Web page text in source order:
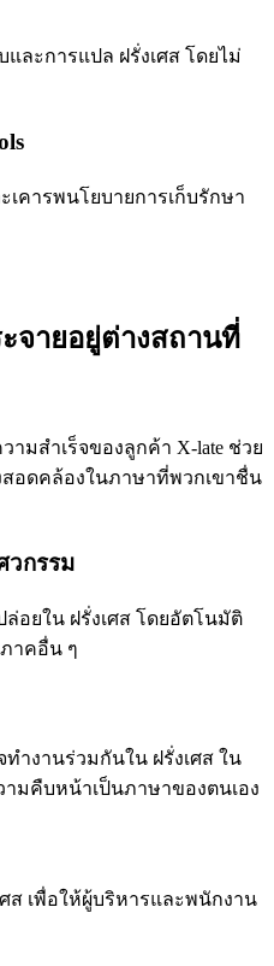
ละการแปล ฝรั่งเศส โดยไม่
เคารพนโยบายการเก็บรักษา
จายอยู่ต่างสถานที่
มสำเร็จของลูกค้า X-late ช่วย
อดคล้องในภาษาที่พวกเขาชื่น
วกรรม
อยใน ฝรั่งเศส โดยอัตโนมัติ
าคอื่น ๆ
ำงานร่วมกันใน ฝรั่งเศส ใน
คืบหน้าเป็นภาษาของตนเอง
ส เพื่อให้ผู้บริหารและพนักงาน